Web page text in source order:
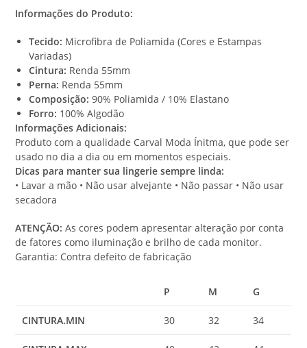
0
Informações do Produto:
Tecido: Microfibra de Poliamida (Cores e Estampas
Variadas)
Cintura: Renda 55mm
Perna: Renda 55mm
Composição: 90% Poliamida / 10% Elastano
Forro: 100% Algodão
Informações Adicionais:
Produto com a qualidade Carval Moda Ínitma, que pode ser
usado no dia a dia ou em momentos especiais.
Dicas para manter sua lingerie sempre linda:
• Lavar a mão • Não usar alvejante • Não passar • Não usar
secadora
ATENÇÃO: As cores podem apresentar alteração por conta
de fatores como iluminação e brilho de cada monitor.
Garantia: Contra defeito de fabricação
P M G
CINTURA.MIN 30 32 34